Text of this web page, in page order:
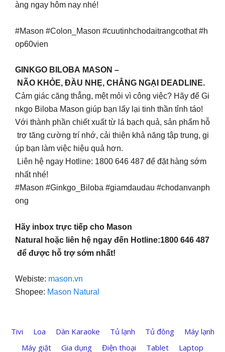
àng ngay hôm nay nhé!
#Mason #Colon_Mason #cuutinhchodaitrangcothat #h
op60vien
GINKGO BILOBA MASON –
NÃO KHỎE, ĐẦU NHẸ, CHẲNG NGẠI DEADLINE.
Cảm giác căng thẳng, mệt mỏi vì công việc? Hãy để Gi
nkgo Biloba Mason giúp bạn lấy lại tinh thần tỉnh táo!
Với thành phần chiết xuất từ lá bạch quả, sản phẩm hỗ
trợ tăng cường trí nhớ, cải thiện khả năng tập trung, gi
úp bạn làm việc hiệu quả hơn.
Liên hệ ngay Hotline: 1800 646 487 để đặt hàng sớm
nhất nhé!
#Mason #Ginkgo_Biloba #giamdaudau #chodanvanph
ong
Hãy inbox trực tiếp cho Mason
Natural hoặc liên hệ ngay đến Hotline:1800 646 487
để được hỗ trợ sớm nhất!
Webiste: mason.vn
Shopee: Mason Natural
Tivi Loa Dàn Karaoke Tủ lạnh Tủ đông
Máy lạnh
Máy giặt
Gia dụng Điện thoại Tablet Laptop